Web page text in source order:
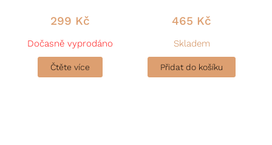
299 Kč
Dočasně vyprodáno
Čtěte více
465 Kč
Skladem
Přidat do košíku